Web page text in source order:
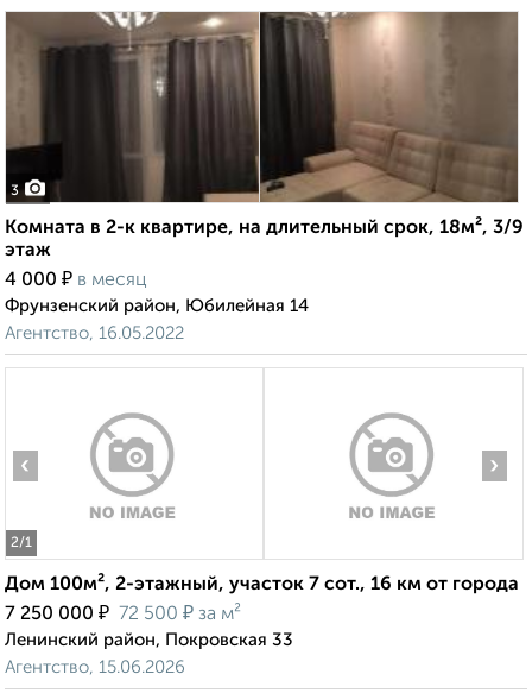
3
Комната в 2-к квартире, на длительный срок, 18м², 3/9
этаж
4 000 ₽ в месяц
Фрунзенский район, Юбилейная 14
Агентство, 16.05.2022
2/1
‹ ›
Дом 100м², 2-этажный, участок 7 сот., 16 км от города
7 250 000 ₽ 72 500 ₽ за м²
Ленинский район, Покровская 33
Агентство, 15.06.2026